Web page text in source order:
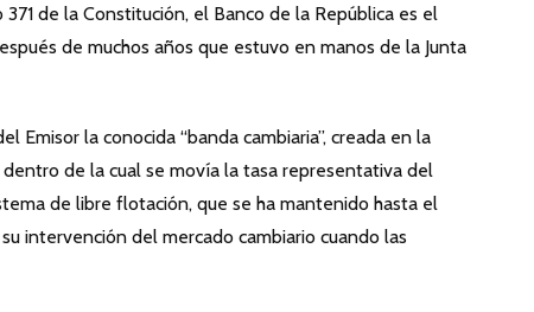
de la Constitución, el Banco de la República es el
de muchos años que estuvo en manos de la Junta
la conocida “banda cambiaria”, creada en la
de la cual se movía la tasa representativa del
de libre flotación, que se ha mantenido hasta el
intervención del mercado cambiario cuando las